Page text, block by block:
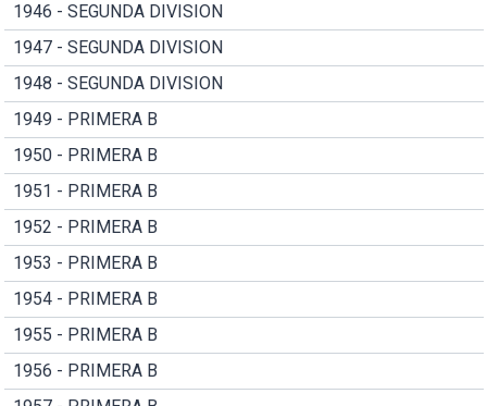
1946 - SEGUNDA DIVISION
1947 - SEGUNDA DIVISION
1948 - SEGUNDA DIVISION
1949 - PRIMERA B
1950 - PRIMERA B
1951 - PRIMERA B
1952 - PRIMERA B
1953 - PRIMERA B
1954 - PRIMERA B
1955 - PRIMERA B
1956 - PRIMERA B